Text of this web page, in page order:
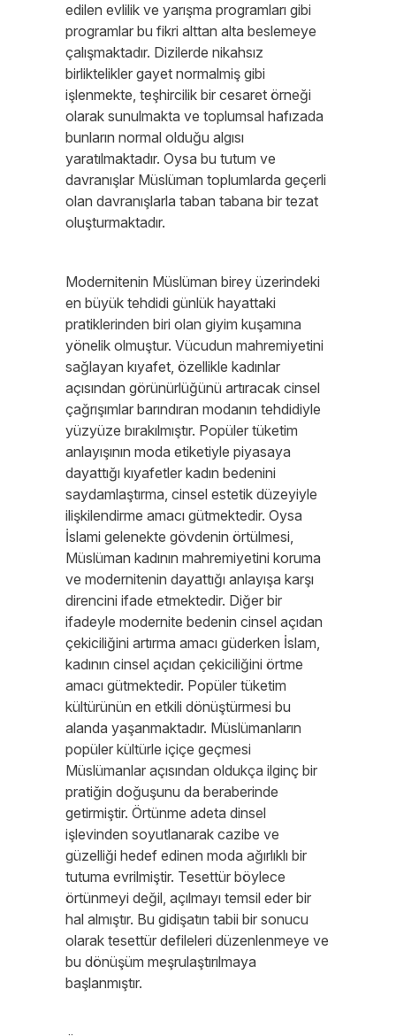
edilen evlilik ve yarışma programları gibi
programlar bu fikri alttan alta beslemeye
çalışmaktadır. Dizilerde nikahsız
birliktelikler gayet normalmiş gibi
işlenmekte, teşhircilik bir cesaret örneği
olarak sunulmakta ve toplumsal hafızada
bunların normal olduğu algısı
yaratılmaktadır. Oysa bu tutum ve
davranışlar Müslüman toplumlarda geçerli
olan davranışlarla taban tabana bir tezat
oluşturmaktadır.
Modernitenin Müslüman birey üzerindeki
en büyük tehdidi günlük hayattaki
pratiklerinden biri olan giyim kuşamına
yönelik olmuştur. Vücudun mahremiyetini
sağlayan kıyafet, özellikle kadınlar
açısından görünürlüğünü artıracak cinsel
çağrışımlar barındıran modanın tehdidiyle
yüzyüze bırakılmıştır. Popüler tüketim
anlayışının moda etiketiyle piyasaya
dayattığı kıyafetler kadın bedenini
saydamlaştırma, cinsel estetik düzeyiyle
ilişkilendirme amacı gütmektedir. Oysa
İslami gelenekte gövdenin örtülmesi,
Müslüman kadının mahremiyetini koruma
ve modernitenin dayattığı anlayışa karşı
direncini ifade etmektedir. Diğer bir
ifadeyle modernite bedenin cinsel açıdan
çekiciliğini artırma amacı güderken İslam,
kadının cinsel açıdan çekiciliğini örtme
amacı gütmektedir. Popüler tüketim
kültürünün en etkili dönüştürmesi bu
alanda yaşanmaktadır. Müslümanların
popüler kültürle içiçe geçmesi
Müslümanlar açısından oldukça ilginç bir
pratiğin doğuşunu da beraberinde
getirmiştir. Örtünme adeta dinsel
işlevinden soyutlanarak cazibe ve
güzelliği hedef edinen moda ağırlıklı bir
tutuma evrilmiştir. Tesettür böylece
örtünmeyi değil, açılmayı temsil eder bir
hal almıştır. Bu gidişatın tabii bir sonucu
olarak tesettür defileleri düzenlenmeye ve
bu dönüşüm meşrulaştırılmaya
başlanmıştır.